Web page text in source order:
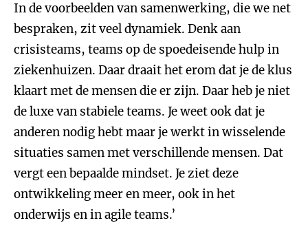
In de voorbeelden van samenwerking, die we net
bespraken, zit veel dynamiek. Denk aan
crisisteams, teams op de spoedeisende hulp in
ziekenhuizen. Daar draait het erom dat je de klus
klaart met de mensen die er zijn. Daar heb je niet
de luxe van stabiele teams. Je weet ook dat je
anderen nodig hebt maar je werkt in wisselende
situaties samen met verschillende mensen. Dat
vergt een bepaalde mindset. Je ziet deze
ontwikkeling meer en meer, ook in het
onderwijs en in agile teams.’